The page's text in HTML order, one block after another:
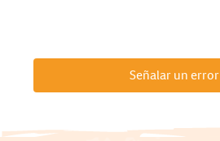
Señalar un error